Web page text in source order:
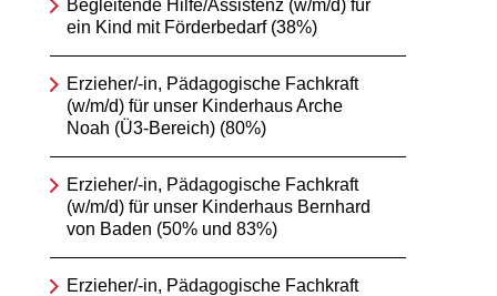
Begleitende Hilfe/Assistenz (w/m/d) für
ein Kind mit Förderbedarf (38%)
Erzieher/-in, Pädagogische Fachkraft
(w/m/d) für unser Kinderhaus Arche
Noah (Ü3-Bereich) (80%)
Erzieher/-in, Pädagogische Fachkraft
(w/m/d) für unser Kinderhaus Bernhard
von Baden (50% und 83%)
Erzieher/-in, Pädagogische Fachkraft